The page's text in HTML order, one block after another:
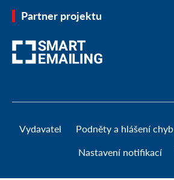
Partner projektu
Vydavatel Podněty a hlášení chyb
Nastavení notifikací